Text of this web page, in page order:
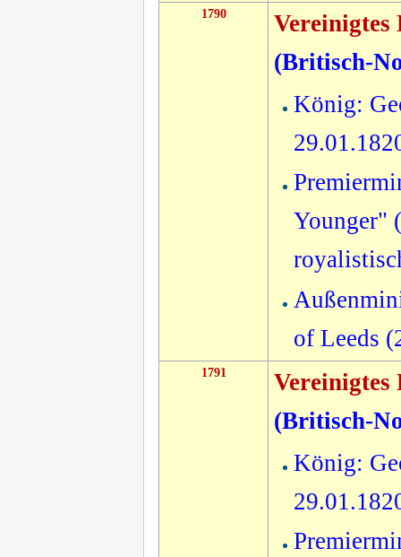
1790
(Britisch-
König:
Younger"
of Leeds
1791
(Britisch-
König: